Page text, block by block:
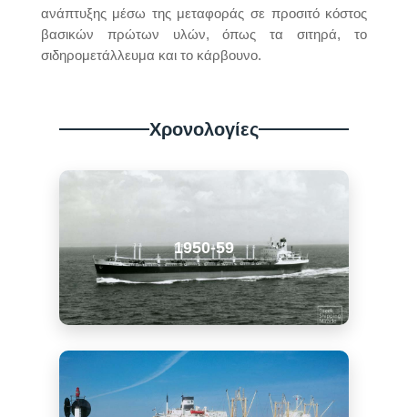
ανάπτυξης μέσω της μεταφοράς σε προσιτό κόστος
βασικών πρώτων υλών, όπως τα σιτηρά, το
σιδηρομετάλλευμα και το κάρβουνο.
Χρονολογίες
1950-59